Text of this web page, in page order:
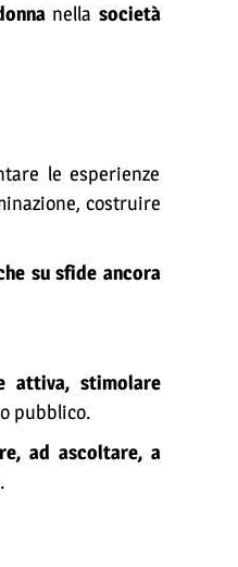
nella società
le esperienze
costruire
su sfide ancora
attiva, stimolare
pubblico.
ad ascoltare, a